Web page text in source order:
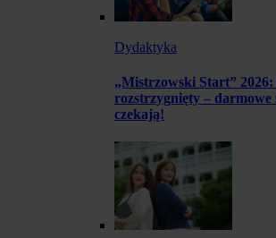
Dydaktyka
„Mistrzowski Start”
rozstrzygnięty – darmowe
czekają!